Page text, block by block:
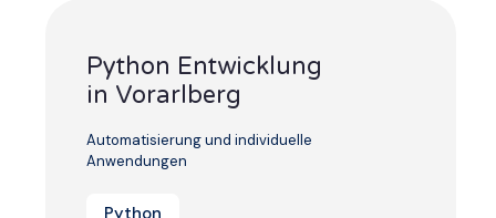
Python Entwicklung
in Vorarlberg
Automatisierung und individuelle
Anwendungen
Python